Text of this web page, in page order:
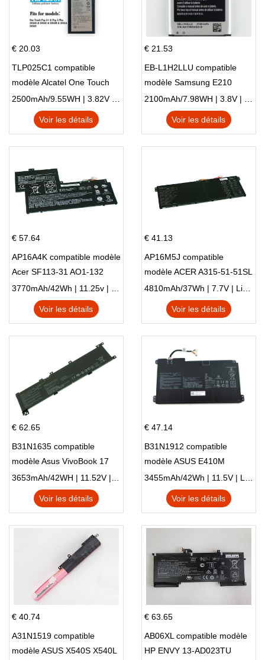
€ 20.03
TLP025C1 compatible
modèle Alcatel One Touch
Pop 4 Plus OT-5056D
2500mAh/9.55WH | 3.82V | Li-ion ...
Voir les détails
€ 21.53
EB-L1H2LLU compatible
modèle Samsung E210
E210K i939
2100mAh/7.98WH | 3.8V | Li-ion ...
Voir les détails
€ 57.64
AP16A4K compatible modèle
Acer SF113-31 AO1-132
NE132
3770mAh/42Wh | 11.25v | Li-ion ...
Voir les détails
€ 41.13
AP16M5J compatible
modèle ACER A315-51-51SL
N17Q1 SERIES
4810mAh/37Wh | 7.7V | Li-ion ...
Voir les détails
€ 62.65
B31N1635 compatible
modèle Asus VivoBook 17
X705NC X705UA X705UV
X705UN X705UD
3653mAh/42WH | 11.52V | Li-ion ...
Voir les détails
€ 47.14
B31N1912 compatible
modèle ASUS E410M
E410MA L410MA
3455mAh/42Wh | 11.5V | Li-ion ...
Voir les détails
€ 40.74
A31N1519 compatible
modèle ASUS X540S X540L
€ 63.65
AB06XL compatible modèle
HP ENVY 13-AD023TU